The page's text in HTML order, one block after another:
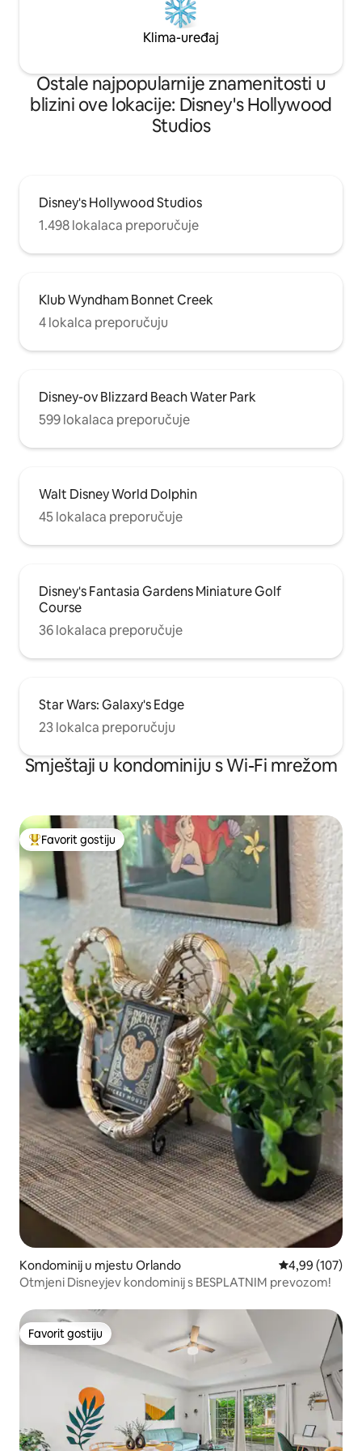
Klima-uređaj
Ostale najpopularnije znamenitosti u
blizini ove lokacije: Disney's Hollywood
Studios
Disney's Hollywood Studios
1.498 lokalaca preporučuje
Klub Wyndham Bonnet Creek
4 lokalca preporučuju
Disney-ov Blizzard Beach Water Park
599 lokalaca preporučuje
Walt Disney World Dolphin
45 lokalaca preporučuje
Disney's Fantasia Gardens Miniature Golf
Course
36 lokalaca preporučuje
Star Wars: Galaxy's Edge
23 lokalca preporučuju
Smještaji u kondominiju s Wi-Fi mrežom
Glavni favorit gostiju
Favorit gostiju
Kondominij u mjestu Orlando Prosječna
4,99 (107)
Otmjeni Disneyjev kondominij s BESPLATNIM prevozom!
Favorit gostiju
Favorit gostiju